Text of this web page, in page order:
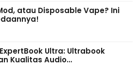
atau Disposable Vape? Ini
ExpertBook Ultra: Ultrabook
Kualitas Audio…